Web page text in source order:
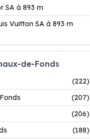
SA à 893 m
Vuitton SA à 893 m
de-Fonds
(222)
(207)
(206)
(188)